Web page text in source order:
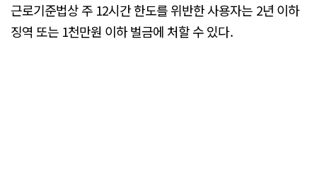
근로기준법상 주 12시간 한도를 위반한 사용자는 2년 이하
징역 또는 1천만원 이하 벌금에 처할 수 있다.